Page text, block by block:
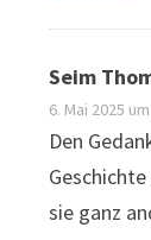
Seim
6. Mai 2025
Den
sie ganz